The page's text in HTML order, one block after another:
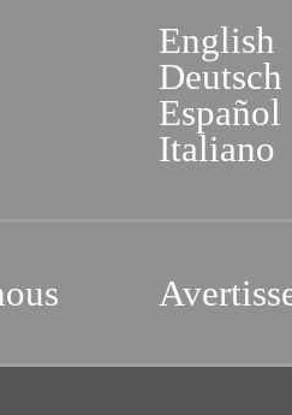
English
Deutsch
Español
Italiano